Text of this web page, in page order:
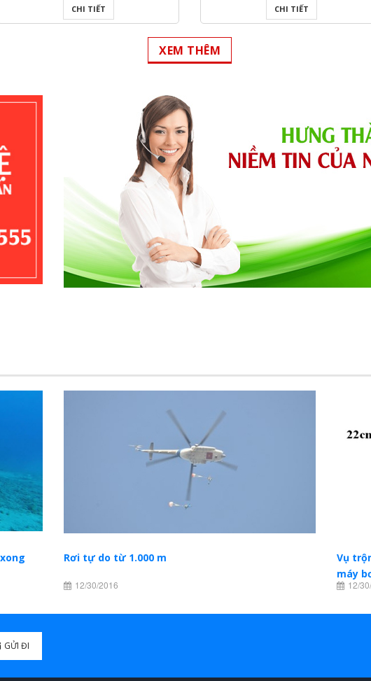
CHI TIẾT CHI TIẾT
XEM THÊM
Rơi tự do từ 1.000 m
12/30/2016
Vụ
máy
12/
GỬI ĐI